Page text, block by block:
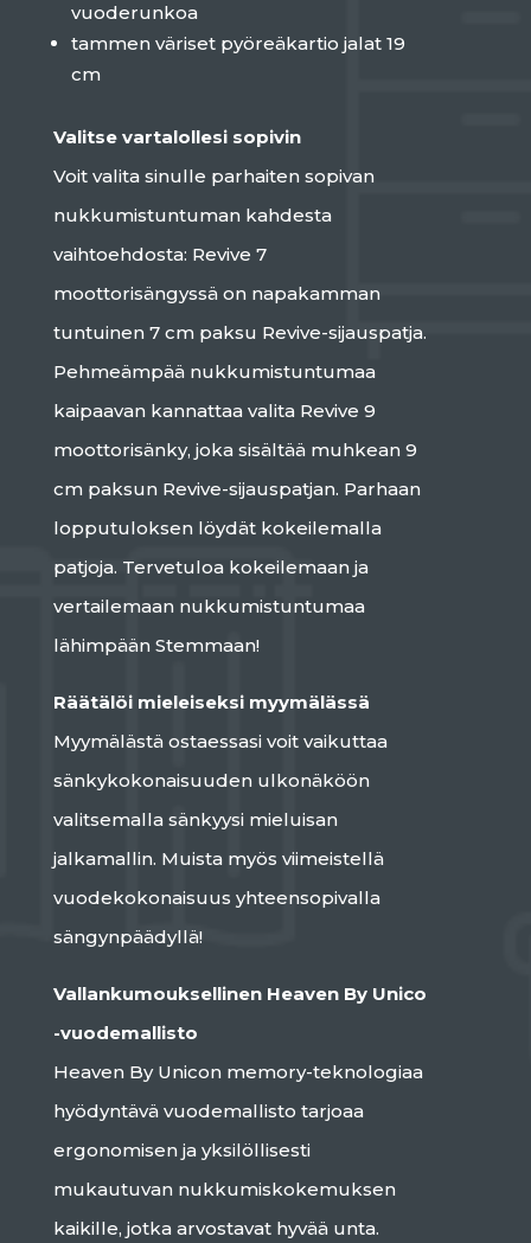
vuoderunkoa
tammen väriset pyöreäkartio jalat 19
cm
Valitse vartalollesi sopivin
Voit valita sinulle parhaiten sopivan
nukkumistuntuman kahdesta
vaihtoehdosta: Revive 7
moottorisängyssä on napakamman
tuntuinen 7 cm paksu Revive-sijauspatja.
Pehmeämpää nukkumistuntumaa
kaipaavan kannattaa valita Revive 9
moottorisänky, joka sisältää muhkean 9
cm paksun Revive-sijauspatjan. Parhaan
lopputuloksen löydät kokeilemalla
patjoja. Tervetuloa kokeilemaan ja
vertailemaan nukkumistuntumaa
lähimpään Stemmaan!
Räätälöi mieleiseksi myymälässä
Myymälästä ostaessasi voit vaikuttaa
sänkykokonaisuuden ulkonäköön
valitsemalla sänkyysi mieluisan
jalkamallin. Muista myös viimeistellä
vuodekokonaisuus yhteensopivalla
sängynpäädyllä!
Vallankumouksellinen Heaven By Unico
-vuodemallisto
Heaven By Unicon memory-teknologiaa
hyödyntävä vuodemallisto tarjoaa
ergonomisen ja yksilöllisesti
mukautuvan nukkumiskokemuksen
kaikille, jotka arvostavat hyvää unta.